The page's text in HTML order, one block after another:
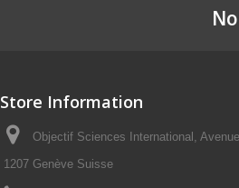
Store Information
Objectif Sciences International,
1207 Genève Suisse